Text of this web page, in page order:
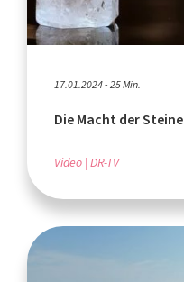
17.01.2024 - 25 Min.
Die Macht der Steine
Video DR-TV